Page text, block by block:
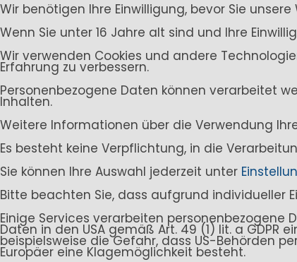
Wir benötigen Ihre Einwilligung, bevor Sie
Wenn Sie unter 16 Jahre alt sind und Ihre
Wir verwenden Cookies und andere
Erfahrung zu verbessern.
Personenbezogene Daten können verarbeitet
Inhalten.
Weitere Informationen über die Verwendung
Es besteht keine Verpflichtung, in die
Sie können Ihre Auswahl jederzeit unter
Bitte beachten Sie, dass aufgrund individueller
Einige Services verarbeiten personenbezogene
Daten in den USA gemäß Art. 49 (1) lit. a GDPR
beispielsweise die Gefahr, dass US-Behörden
Europäer eine Klagemöglichkeit besteht.